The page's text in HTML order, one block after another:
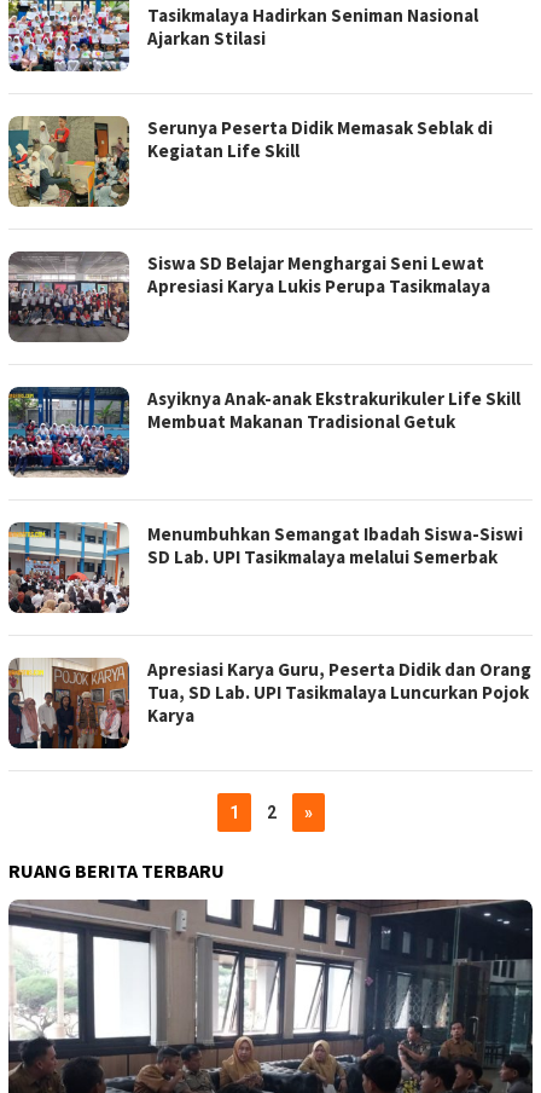
Tasikmalaya Hadirkan Seniman Nasional
Ajarkan Stilasi
Serunya Peserta Didik Memasak Seblak di
Kegiatan Life Skill
Siswa SD Belajar Menghargai Seni Lewat
Apresiasi Karya Lukis Perupa Tasikmalaya
Asyiknya Anak-anak Ekstrakurikuler Life Skill
Membuat Makanan Tradisional Getuk
Menumbuhkan Semangat Ibadah Siswa-Siswi
SD Lab. UPI Tasikmalaya melalui Semerbak
Apresiasi Karya Guru, Peserta Didik dan Orang
Tua, SD Lab. UPI Tasikmalaya Luncurkan Pojok
Karya
1 2 »
RUANG BERITA TERBARU